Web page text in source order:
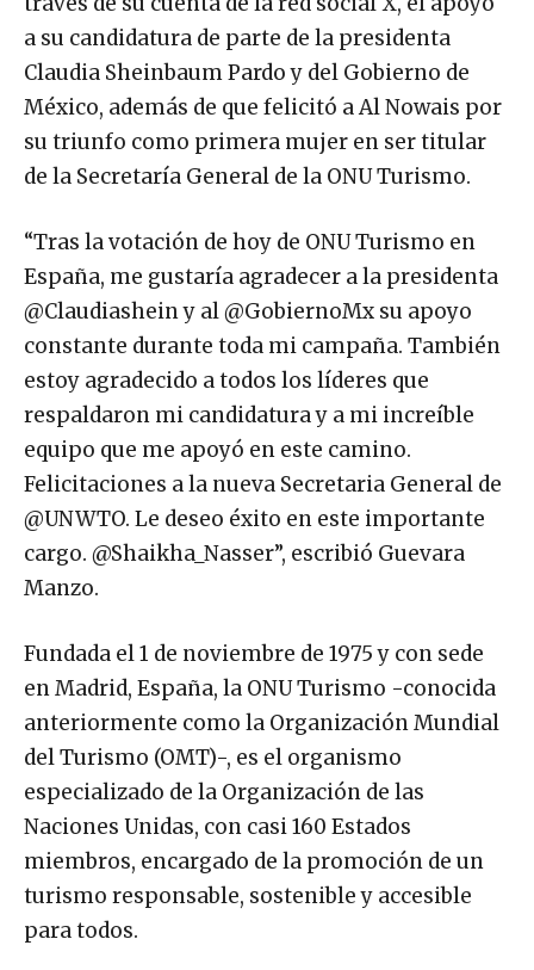
a su candidatura de parte de la presidenta
Claudia Sheinbaum Pardo y del Gobierno de
México, además de que felicitó a Al Nowais por
su triunfo como primera mujer en ser titular
de la Secretaría General de la ONU Turismo.
“Tras la votación de hoy de ONU Turismo en
España, me gustaría agradecer a la presidenta
@Claudiashein y al @GobiernoMx su apoyo
constante durante toda mi campaña. También
estoy agradecido a todos los líderes que
respaldaron mi candidatura y a mi increíble
equipo que me apoyó en este camino.
Felicitaciones a la nueva Secretaria General de
@UNWTO. Le deseo éxito en este importante
cargo. @Shaikha_Nasser”, escribió Guevara
Manzo.
Fundada el 1 de noviembre de 1975 y con sede
en Madrid, España, la ONU Turismo -conocida
anteriormente como la Organización Mundial
del Turismo (OMT)-, es el organismo
especializado de la Organización de las
Naciones Unidas, con casi 160 Estados
miembros, encargado de la promoción de un
turismo responsable, sostenible y accesible
para todos.